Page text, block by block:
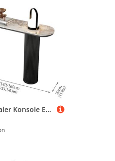
Moderner Schmaler Konsole Eingangs Akzent Tisch mit Geometrischer Basis Industrieller Steinplatte und Metall Rechteckrahmen Sofa Tisch Hinter Dem Sofa für Wohnzimmer(B,140*30*80CM/55.1*11.8*31.5IN)